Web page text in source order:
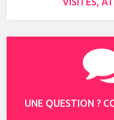
UNE QUESTION ?